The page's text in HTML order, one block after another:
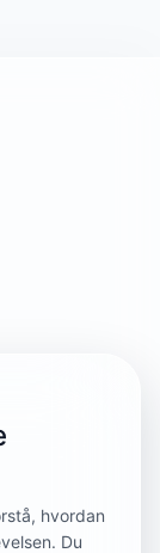
hvordan
Du